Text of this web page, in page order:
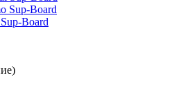
Sup-Board
Board